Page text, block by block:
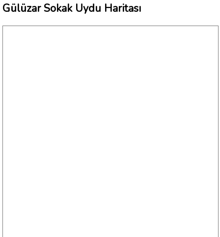
Gülüzar Sokak Uydu Haritası